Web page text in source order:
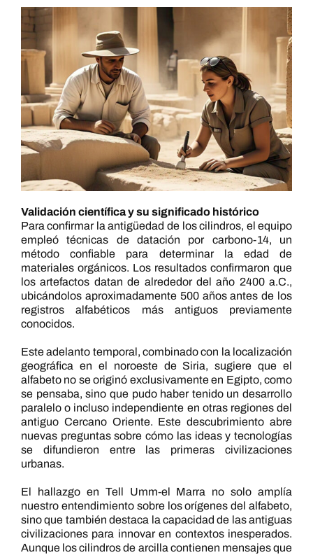
Validación científica y su significado histórico
Para confirmar la antigüedad de los cilindros, el equipo
empleó técnicas de datación por carbono-14, un
método confiable para determinar la edad de
materiales orgánicos. Los resultados confirmaron que
los artefactos datan de alrededor del año 2400 a.C.,
ubicándolos aproximadamente 500 años antes de los
registros alfabéticos más antiguos previamente
conocidos.
Este adelanto temporal, combinado con la localización
geográfica en el noroeste de Siria, sugiere que el
alfabeto no se originó exclusivamente en Egipto, como
se pensaba, sino que pudo haber tenido un desarrollo
paralelo o incluso independiente en otras regiones del
antiguo Cercano Oriente. Este descubrimiento abre
nuevas preguntas sobre cómo las ideas y tecnologías
se difundieron entre las primeras civilizaciones
urbanas.
El hallazgo en Tell Umm-el Marra no solo amplía
nuestro entendimiento sobre los orígenes del alfabeto,
sino que también destaca la capacidad de las antiguas
civilizaciones para innovar en contextos inesperados.
Aunque los cilindros de arcilla contienen mensajes que